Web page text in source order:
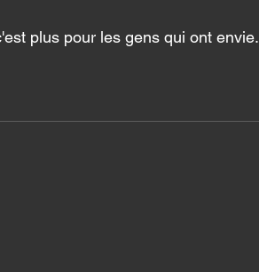
plus pour les gens qui ont